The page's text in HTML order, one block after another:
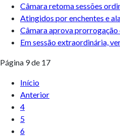
Câmara retoma sessões
Atingidos por enchentes e
Câmara aprova
Em sessão extraordinária,
Página 9 de 17
Início
Anterior
4
5
6